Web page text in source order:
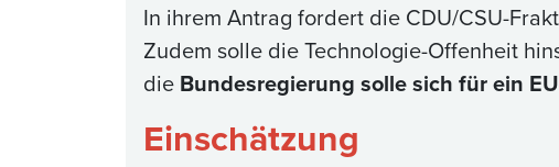
In ihrem Antrag fordert die CDU/CSU-
Zudem solle die Technologie-Offenheit
die Bundesregierung solle sich für ein
Einschätzung